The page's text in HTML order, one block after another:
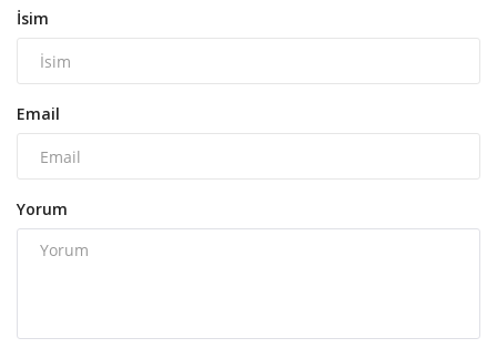
İsim
Email
Yorum